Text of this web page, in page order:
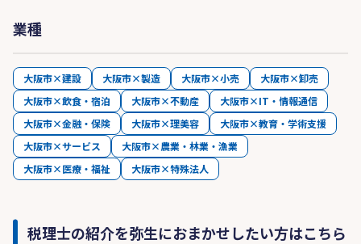
業種
大阪市×建設 大阪市×製造 大阪市×小売
大阪市×卸売
大阪市×飲食・宿泊
大阪市×不動産
大阪市×IT・情報通信
大阪市×金融・保険
大阪市×理美容
大阪市×教育・学術支援
大阪市×サービス
大阪市×農業・林業・漁業
大阪市×医療・福祉
大阪市×特殊法人
税理士の紹介を弥生におまかせしたい方はこちら